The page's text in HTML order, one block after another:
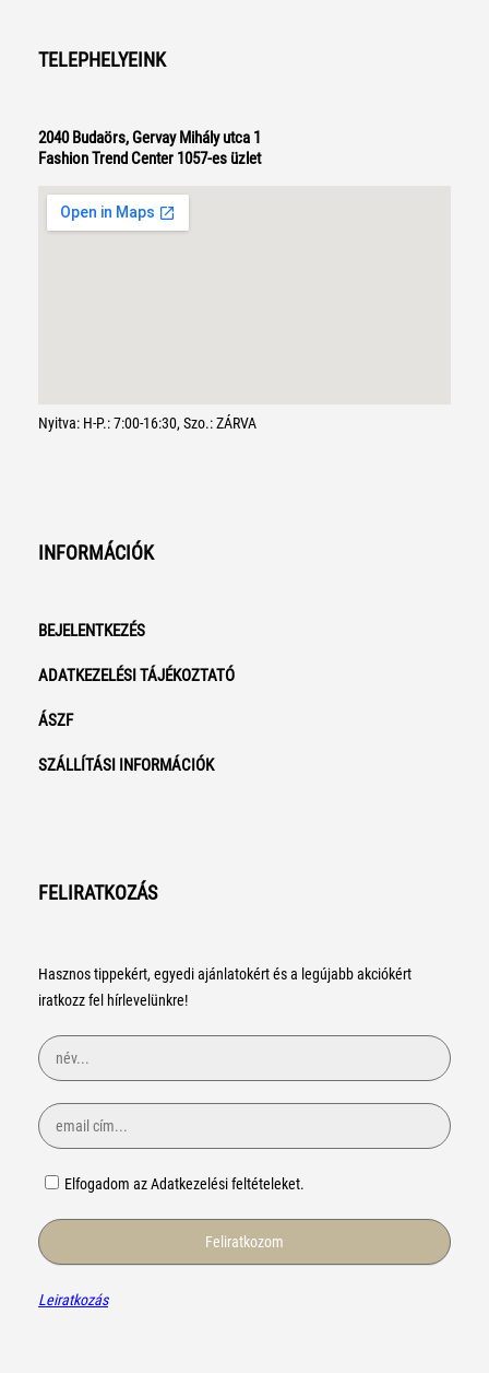
TELEPHELYEINK
2040 Budaörs, Gervay Mihály utca 1
Fashion Trend Center 1057-es üzlet
Nyitva: H-P.: 7:00-16:30, Szo.: ZÁRVA
INFORMÁCIÓK
BEJELENTKEZÉS
ADATKEZELÉSI TÁJÉKOZTATÓ
ÁSZF
SZÁLLÍTÁSI INFORMÁCIÓK
FELIRATKOZÁS
Hasznos tippekért, egyedi ajánlatokért és a legújabb akciókért
iratkozz fel hírlevelünkre!
Elfogadom az Adatkezelési feltételeket.
Leiratkozás